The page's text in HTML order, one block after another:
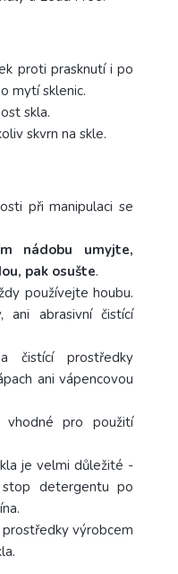
proti prasknutí i po
mytí sklenic.
skla.
skvrn na skle.
při manipulaci se
nádobu umyjte,
pak osušte.
používejte houbu.
ani abrasivní čistící
čistící prostředky
ani vápencovou
vhodné pro použití
je velmi důležité -
stop detergentu po
výrobcem